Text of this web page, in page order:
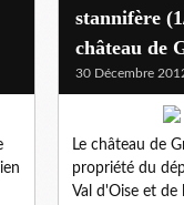
stannifère
château de
30 Décembre
Le château de
propriété du
Val d'Oise et de